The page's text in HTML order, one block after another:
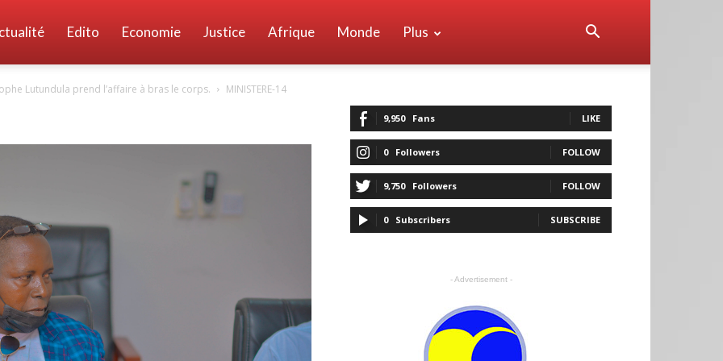
Edito Economie Justice Afrique Monde Plus
Lutundula prend l’affaire à bras le corps. MINISTERE-14
9,950 Fans LIKE
0 Followers FOLLOW
9,750 Followers FOLLOW
0 Subscribers SUBSCRIBE
- Advertisement -